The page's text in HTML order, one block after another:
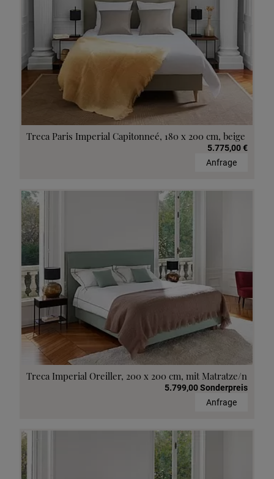
Treca Paris Imperial Capitonneé, 180 x 200 cm, beige
5.775,00 €
Anfrage
Treca Imperial Oreiller, 200 x 200 cm, mit Matratze/n
5.799,00 Sonderpreis
Anfrage